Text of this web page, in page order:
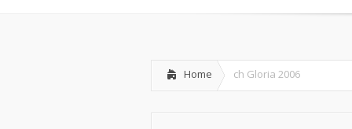
Home ch Gloria 2006